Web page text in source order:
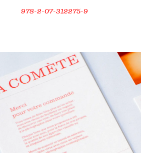
978-2-07-312275-9